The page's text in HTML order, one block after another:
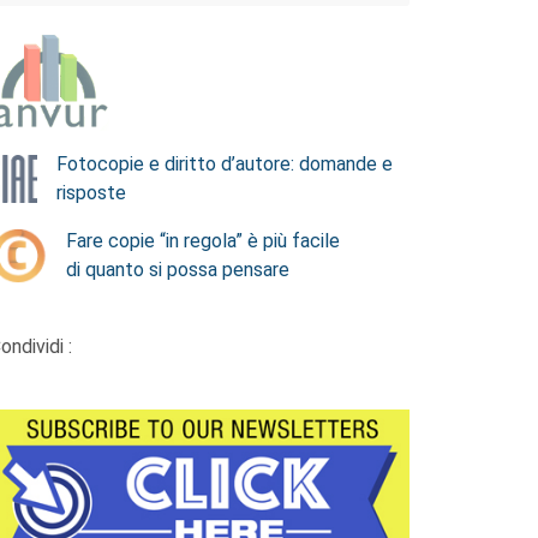
Fotocopie e diritto d’autore: domande e
risposte
Fare copie “in regola” è più facile
di quanto si possa pensare
: